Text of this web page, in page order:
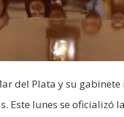
del Plata y su
Este lunes se oficializó